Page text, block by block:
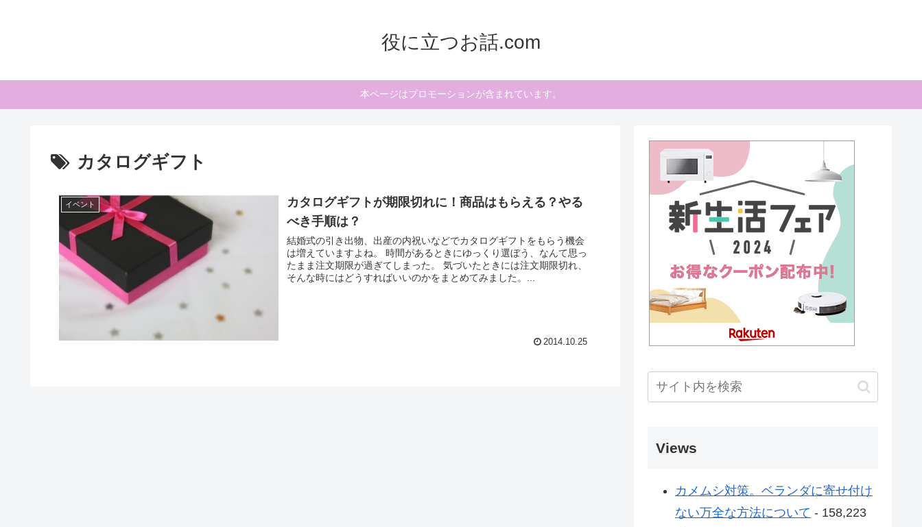
役に立つお話.com
本ページはプロモーションが含まれています。
カタログギフト
イベント
カタログギフトが期限切れに！商品はもらえる？やる
べき手順は？
結婚式の引き出物、出産の内祝いなどでカタログギフトをもらう機会
は増えていますよね。 時間があるときにゆっくり選ぼう、なんて思っ
たまま注文期限が過ぎてしまった。 気づいたときには注文期限切れ、
そんな時にはどうすればいいのかをまとめてみました。...
2014.10.25
Views
カメムシ対策。ベランダに寄せ付け
ない万全な方法について - 158,223